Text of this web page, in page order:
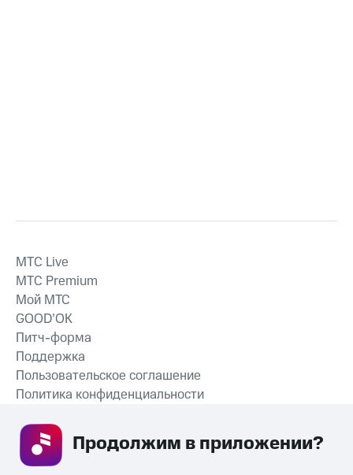
СКАЧАТЬ ПРИЛОЖЕНИЕ
MTС Live
MTС Premium
Мой МТС
GOOD’OK
Питч-форма
Поддержка
Пользовательское соглашение
Политика конфиденциальности